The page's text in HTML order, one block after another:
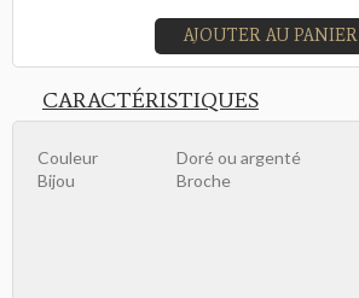
AJOUTER AU PANIER
CARACTÉRISTIQUES
Couleur
Doré ou argenté
Bijou
Broche